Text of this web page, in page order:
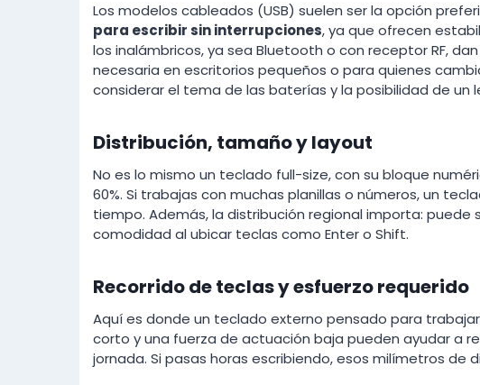
Los modelos cableados (USB) suelen ser la opción
para escribir sin interrupciones, ya que ofrecen
los inalámbricos, ya sea Bluetooth o con receptor RF,
necesaria en escritorios pequeños o para quienes
considerar el tema de las baterías y la posibilidad de un
Distribución, tamaño y layout
No es lo mismo un teclado full-size, con su bloque
60%. Si trabajas con muchas planillas o números, un
tiempo. Además, la distribución regional importa: puede
comodidad al ubicar teclas como Enter o Shift.
Recorrido de teclas y esfuerzo requerido
Aquí es donde un teclado externo pensado para
corto y una fuerza de actuación baja pueden ayudar a
jornada. Si pasas horas escribiendo, esos milímetros de